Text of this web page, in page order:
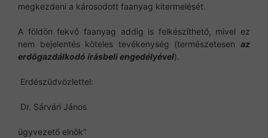
megkezdeni a károsodott faanyag kitermelését.
A földön fekvő faanyag addig is felkészíthető, mivel ez
nem bejelentés köteles tevékenység (természetesen az
erdőgazdálkodó írásbeli engedélyével).
Erdészüdvözlettel:
Dr. Sárvári János
ügyvezető elnök”